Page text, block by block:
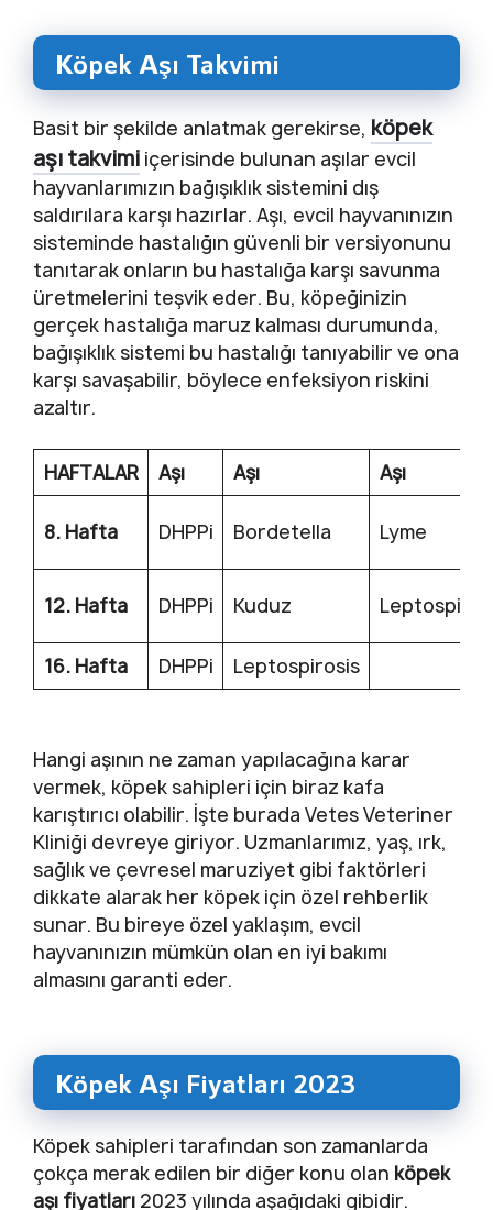
Köpek Aşı Takvimi
Basit bir şekilde anlatmak gerekirse, köpek
aşı takvimi içerisinde bulunan aşılar evcil
hayvanlarımızın bağışıklık sistemini dış
saldırılara karşı hazırlar. Aşı, evcil hayvanınızın
sisteminde hastalığın güvenli bir versiyonunu
tanıtarak onların bu hastalığa karşı savunma
üretmelerini teşvik eder. Bu, köpeğinizin
gerçek hastalığa maruz kalması durumunda,
bağışıklık sistemi bu hastalığı tanıyabilir ve ona
karşı savaşabilir, böylece enfeksiyon riskini
azaltır.
HAFTALAR Aşı Aşı Aşı
8. Hafta DHPPi Bordetella Lyme
12. Hafta DHPPi Kuduz
16. Hafta DHPPi Leptospirosis
Hangi aşının ne zaman yapılacağına karar
vermek, köpek sahipleri için biraz kafa
karıştırıcı olabilir. İşte burada Vetes Veteriner
Kliniği devreye giriyor. Uzmanlarımız, yaş, ırk,
sağlık ve çevresel maruziyet gibi faktörleri
dikkate alarak her köpek için özel rehberlik
sunar. Bu bireye özel yaklaşım, evcil
hayvanınızın mümkün olan en iyi bakımı
almasını garanti eder.
Köpek Aşı Fiyatları 2023
Köpek sahipleri tarafından son zamanlarda
çokça merak edilen bir diğer konu olan köpek
aşı fiyatları 2023 yılında aşağıdaki gibidir.